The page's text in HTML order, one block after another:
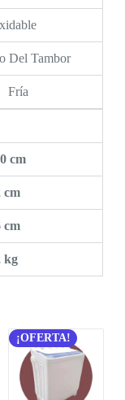
Del Tambor
Fría
cm
cm
cm
kg
¡OFERTA!